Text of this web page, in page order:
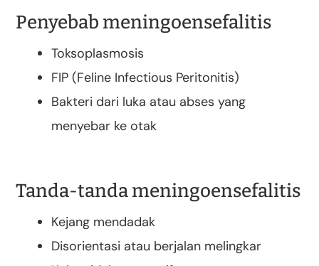
Penyebab meningoensefalitis
Toksoplasmosis
FIP (Feline Infectious Peritonitis)
Bakteri dari luka atau abses yang
menyebar ke otak
Tanda-tanda meningoensefalitis
Kejang mendadak
Disorientasi atau berjalan melingkar